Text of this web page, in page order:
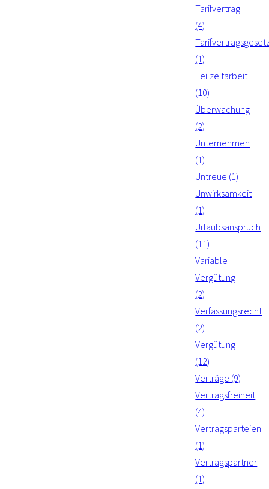
Tarifvertrag
(4)
(1)
Teilzeitarbeit
(10)
Überwachung
(2)
Unternehmen
(1)
Untreue (1)
Unwirksamkeit
(1)
Urlaubsanspruch
(11)
Variable
Vergütung
(2)
Verfassungsrecht
(2)
Vergütung
(12)
Verträge (9)
Vertragsfreiheit
(4)
Vertragsparteien
(1)
Vertragspartner
(1)